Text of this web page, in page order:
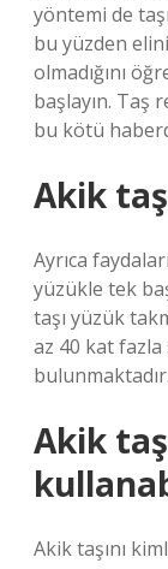
yöntemi de
bu yüzden
olmadığını
başlayın. Taş
bu kötü
Akik
Ayrıca
yüzükle tek
taşı yüzük
az 40 kat fazla
bulunmaktadır.
Akik
Akik taşını